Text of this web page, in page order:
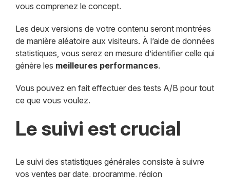
vous comprenez le concept.
Les deux versions de votre contenu seront montrées
de manière aléatoire aux visiteurs. À l’aide de données
statistiques, vous serez en mesure d’identifier celle qui
génère les meilleures performances.
Vous pouvez en fait effectuer des tests A/B pour tout
ce que vous voulez.
Le suivi est crucial
Le suivi des statistiques générales consiste à suivre
vos ventes par date, programme, région